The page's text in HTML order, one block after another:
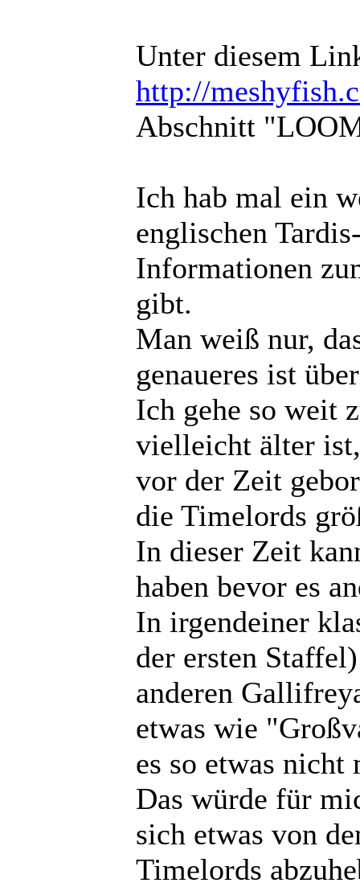
Unter diesem
http://
Abschnitt
Ich hab mal ein
englischen
Informationen
gibt.
Man weiß nur,
genaueres ist
Ich gehe so weit
vielleicht älter
vor der Zeit
die Timelords
In dieser Zeit
haben bevor es
In irgendeiner
der ersten
anderen
etwas wie
es so etwas nicht
Das würde für
sich etwas von
Timelords